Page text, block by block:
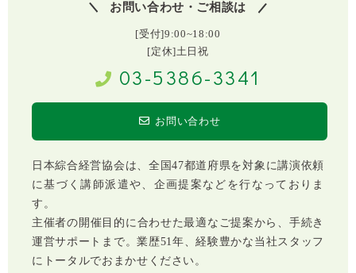
お問い合わせ・ご相談は
[受付]9:00~18:00
[定休]土日祝
03-5386-3341
お問い合わせ
日本綜合経営協会は、全国47都道府県を対象に講演依頼
に基づく講師派遣や、企画提案などを行なっておりま
す。
主催者の開催目的に合わせた最適なご提案から、手続き
運営サポートまで。業歴51年、経験豊かな当社スタッフ
にトータルでおまかせください。